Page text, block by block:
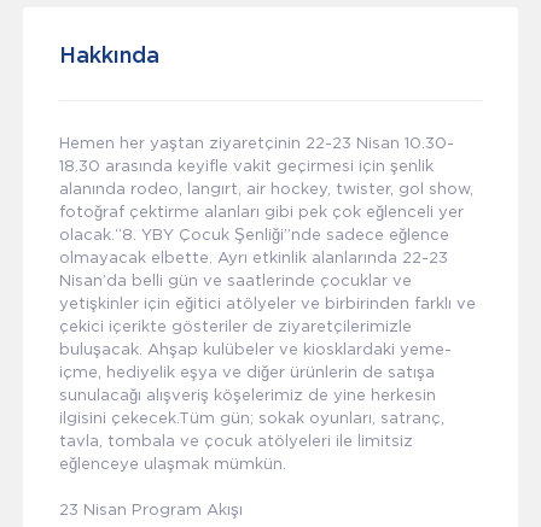
Hakkında
Hemen her yaştan ziyaretçinin 22-23 Nisan 10.30-
18.30 arasında keyifle vakit geçirmesi için şenlik
alanında rodeo, langırt, air hockey, twister, gol show,
fotoğraf çektirme alanları gibi pek çok eğlenceli yer
olacak.“8. YBY Çocuk Şenliği”nde sadece eğlence
olmayacak elbette. Ayrı etkinlik alanlarında 22-23
Nisan’da belli gün ve saatlerinde çocuklar ve
yetişkinler için eğitici atölyeler ve birbirinden farklı ve
çekici içerikte gösteriler de ziyaretçilerimizle
buluşacak. Ahşap kulübeler ve kiosklardaki yeme-
içme, hediyelik eşya ve diğer ürünlerin de satışa
sunulacağı alışveriş köşelerimiz de yine herkesin
ilgisini çekecek.Tüm gün; sokak oyunları, satranç,
tavla, tombala ve çocuk atölyeleri ile limitsiz
eğlenceye ulaşmak mümkün.
23 Nisan Program Akışı